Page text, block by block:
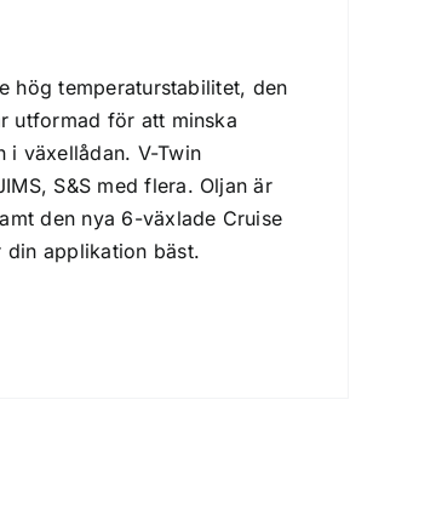
hög temperaturstabilitet, den
utformad för att minska
i växellådan. V-Twin
S&S med flera. Oljan är
den nya 6-växlade Cruise
applikation bäst.